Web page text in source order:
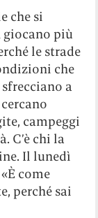
che si
più
le strade
che
a
campeggi
C’è chi la
Il lunedì
come
perché sai